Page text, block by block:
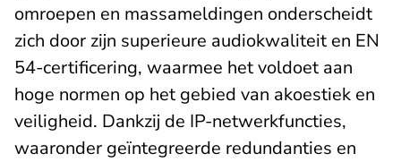
omroepen en massameldingen onderscheidt
zich door zijn superieure audiokwaliteit en EN
54-certificering, waarmee het voldoet aan
hoge normen op het gebied van akoestiek en
veiligheid. Dankzij de IP-netwerkfuncties,
waaronder geïntegreerde redundanties en